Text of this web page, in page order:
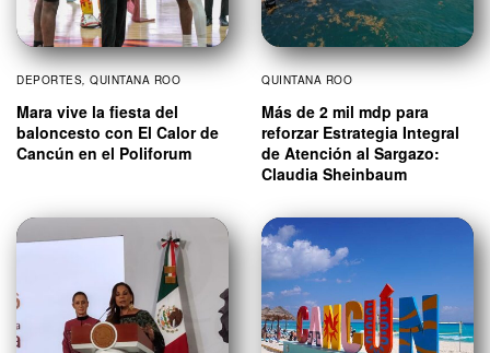
DEPORTES QUINTANA ROO
Mara vive la fiesta del
baloncesto con El Calor de
Cancún en el Poliforum
QUINTANA ROO
Más de 2 mil mdp para
reforzar Estrategia Integral
de Atención al Sargazo:
Claudia Sheinbaum